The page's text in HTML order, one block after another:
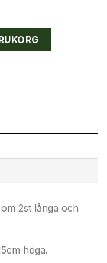
2st långa och
höga.